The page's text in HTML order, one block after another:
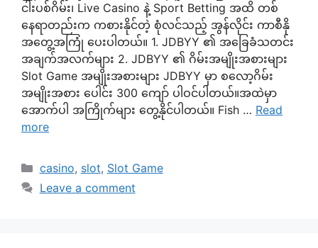
ငါးပစ်ဂိမ်း၊ Live Casino နဲ့ Sport Betting အထိ တစ်
နေရာတည်းက ကစားနိုင်တဲ့ စုံလင်သည့် အွန်လိုင်း ကာစီနို
အတွေ့အကြုံ ပေးပါတယ်။ 1. JDBYY ၏ အခြေခံသတင်း
အချက်အလက်များ 2. JDBYY ၏ ဂိမ်းအမျိုးအစားများ
Slot Game အမျိုးအစားများ JDBYY မှာ စလော့ဂိမ်း
အမျိုးအစား ပေါင်း 300 ကျော် ပါဝင်ပါတယ်။အထဲမှာ
အောက်ပါ အကြိုက်များ တွေ့နိုင်ပါတယ်။ Fish … Read
more
Categories
casino, slot, Slot Game
Leave a comment